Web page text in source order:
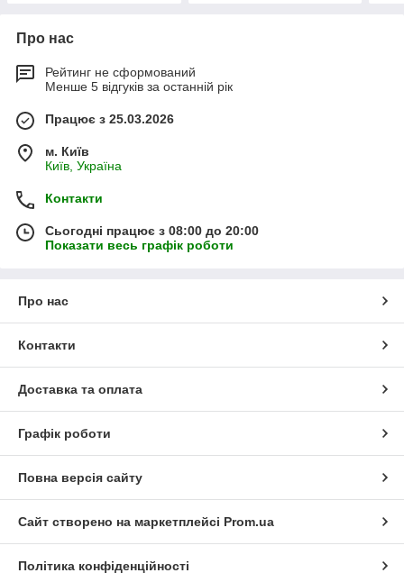
Про нас
Рейтинг не сформований
Менше 5 відгуків за останній рік
Працює з 25.03.2026
м. Київ
Київ, Україна
Контакти
Сьогодні працює з 08:00 до 20:00
Показати весь графік роботи
Про нас
Контакти
Доставка та оплата
Графік роботи
Повна версія сайту
Сайт створено на маркетплейсі Prom.ua
Політика конфіденційності